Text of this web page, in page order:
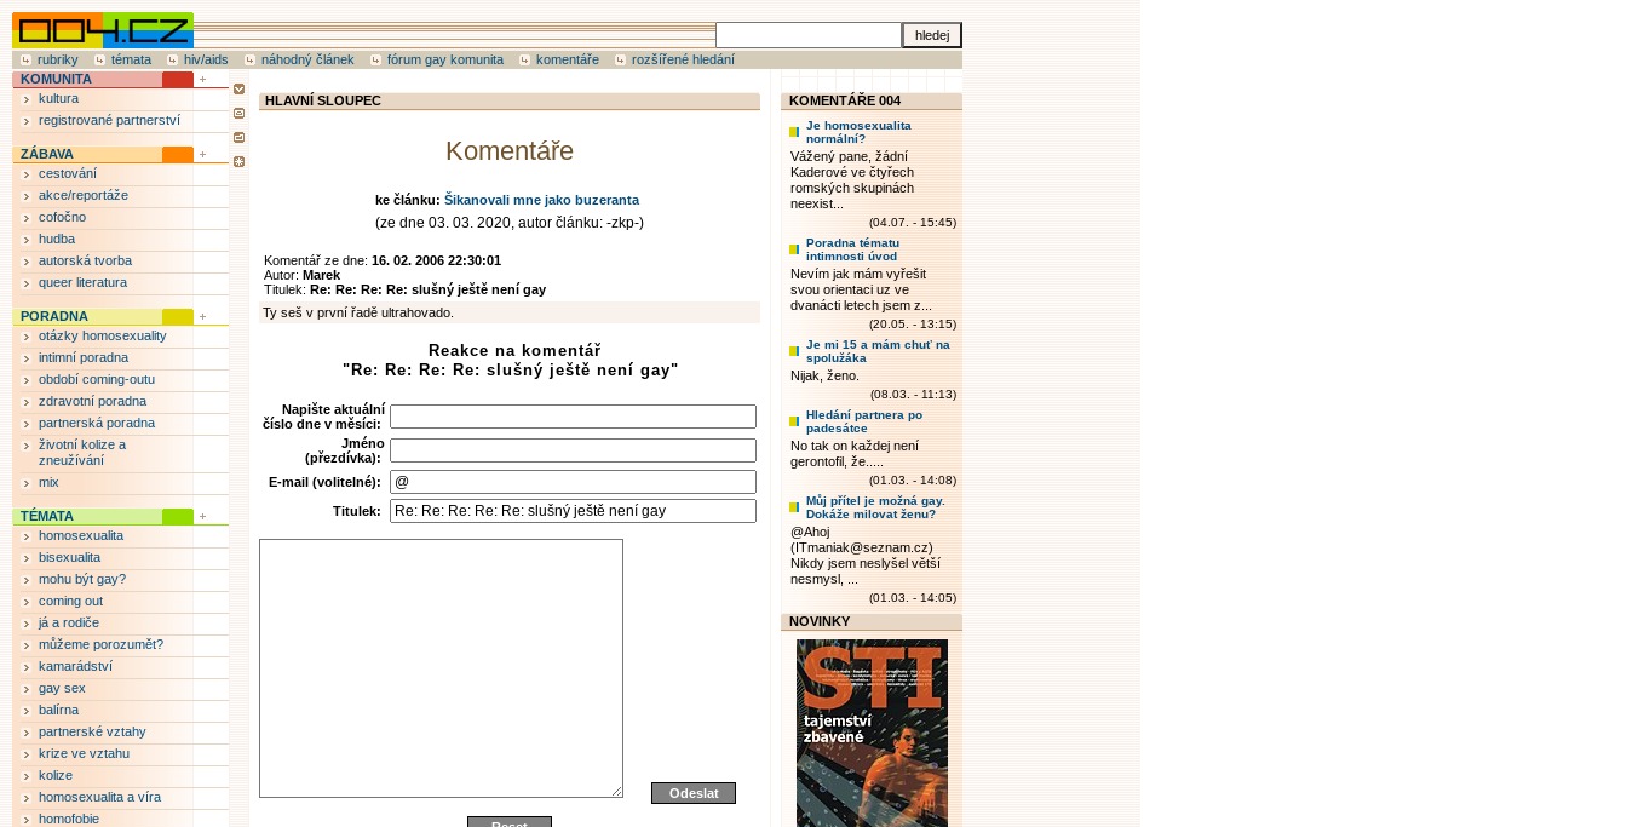
rubriky témata hiv/aids náhodný článek fórum gay komunita komentáře rozšířené hledání
HLAVNÍ SLOUPEC
Komentáře
ke článku: Šikanovali mne jako buzeranta
(ze dne 03. 03. 2020, autor článku: -zkp-)
Komentář ze dne: 16. 02. 2006 22:30:01
Autor: Marek
Titulek: Re: Re: Re: Re: slušný ještě není gay
Ty seš v první řadě ultrahovado.
Reakce na komentář
"Re: Re: Re: Re: slušný ještě není gay"
Napište aktuální
číslo dne v měsíci:
Jméno
(přezdívka):
E-mail (volitelné):
Titulek:
KOMUNITA
kultura
registrované partnerství
ZÁBAVA
cestování
akce/reportáže
cofočno
hudba
autorská tvorba
queer literatura
PORADNA
otázky homosexuality
intimní poradna
období coming-outu
zdravotní poradna
partnerská poradna
životní kolize a
zneužívání
mix
TÉMATA
homosexualita
bisexualita
mohu být gay?
coming out
já a rodiče
můžeme porozumět?
kamarádství
gay sex
balírna
partnerské vztahy
krize ve vztahu
kolize
homosexualita a víra
homofobie
KOMENTÁŘE 004
Je homosexualita
normální?
Vážený pane, žádní
Kaderové ve čtyřech
romských skupinách
neexist...
(04.07. - 15:45)
Poradna tématu
intimnosti úvod
Nevím jak mám vyřešit
svou orientaci uz ve
dvanácti letech jsem z...
(20.05. - 13:15)
Je mi 15 a mám chuť na
spolužáka
Nijak, ženo.
(08.03. - 11:13)
Hledání partnera po
padesátce
No tak on každej není
gerontofil, že.....
(01.03. - 14:08)
Můj přítel je možná gay.
Dokáže milovat ženu?
@Ahoj
(ITmaniak@seznam.cz)
Nikdy jsem neslyšel větší
nesmysl, ...
(01.03. - 14:05)
NOVINKY